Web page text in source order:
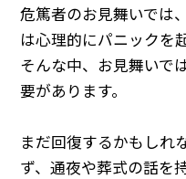
危篤者のお見舞いでは
は心理的にパニックを
そんな中、お見舞いで
要があります。
まだ回復するかもしれ
ず、通夜や葬式の話を